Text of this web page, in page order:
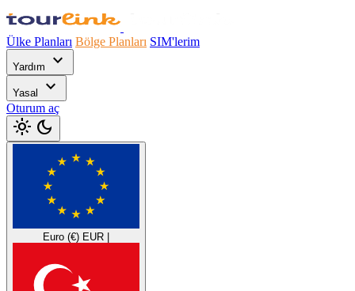
Ülke Planları Bölge Planları SIM'lerim
Yardım expand_more
Yasal expand_more
Oturum aç
light_mode dark_mode
Euro (€) EUR